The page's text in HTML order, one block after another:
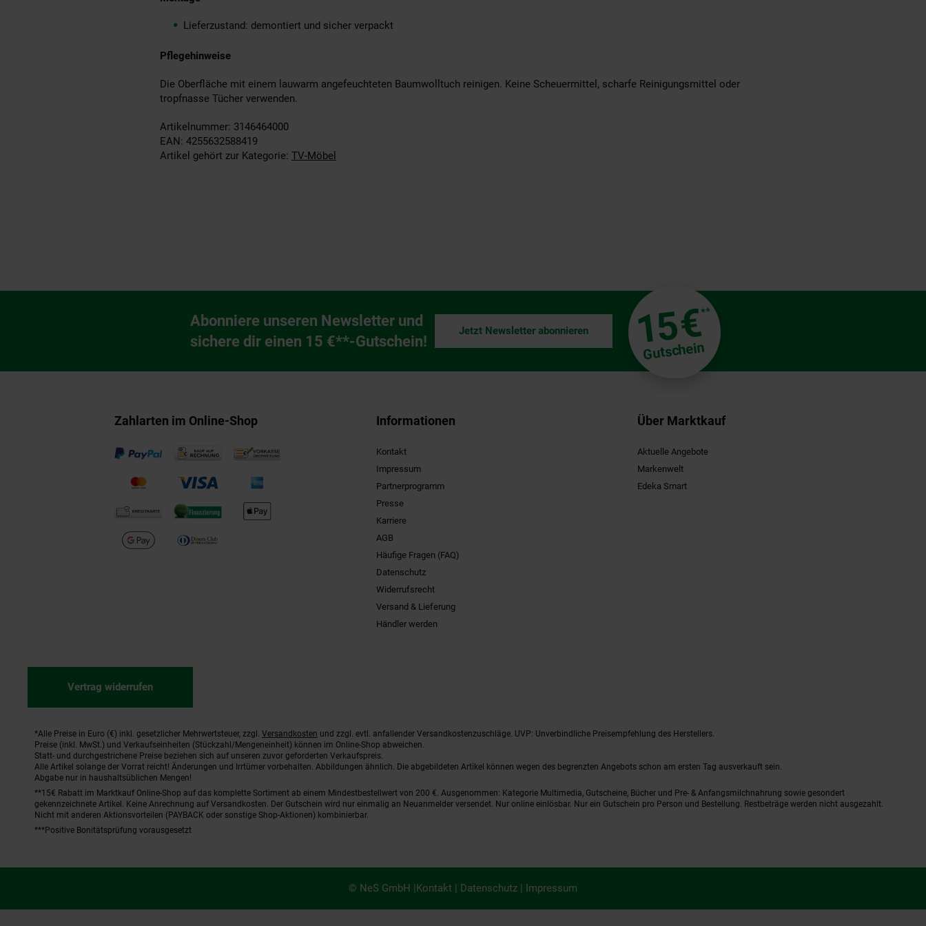
Lieferzustand: demontiert und sicher verpackt
Pflegehinweise
Die Oberfläche mit einem lauwarm angefeuchteten Baumwolltuch reinigen. Keine Scheuermittel, scharfe Reinigungsmittel oder
tropfnasse Tücher verwenden.
Artikelnummer: 3146464000
EAN: 4255632588419
Artikel gehört zur Kategorie: TV-Möbel
Newsletter Anmeldung
Abonniere unseren Newsletter und
sichere dir einen 15 €**-Gutschein!
15€**
Gutschein
Jetzt Newsletter abonnieren
Zahlarten im Online-Shop Informationen
Kontakt
Impressum
Partnerprogramm
Presse
Karriere
AGB
Häufige Fragen (FAQ)
Datenschutz
Widerrufsrecht
Versand & Lieferung
Händler werden
Über Marktkauf
Aktuelle Angebote
Markenwelt
Edeka Smart
Vertrag widerrufen
Fußnoten
*Alle Preise in Euro (€) inkl. gesetzlicher Mehrwertsteuer, zzgl. Versandkosten und zzgl. evtl. anfallender Versandkostenzuschläge. UVP: Unverbindliche Preisempfehlung des Herstellers.
Preise (inkl. MwSt.) und Verkaufseinheiten (Stückzahl/Mengeneinheit) können im Online-Shop abweichen.
Statt- und durchgestrichene Preise beziehen sich auf unseren zuvor geforderten Verkaufspreis.
Alle Artikel solange der Vorrat reicht! Änderungen und Irrtümer vorbehalten. Abbildungen ähnlich. Die abgebildeten Artikel können wegen des begrenzten Angebots schon am ersten Tag ausverkauft sein.
Abgabe nur in haushaltsüblichen Mengen!
**15€ Rabatt im Marktkauf Online-Shop auf das komplette Sortiment ab einem Mindestbestellwert von 200 €. Ausgenommen: Kategorie Multimedia, Gutscheine, Bücher und Pre- & Anfangsmilchnahrung sowie gesondert
gekennzeichnete Artikel. Keine Anrechnung auf Versandkosten. Der Gutschein wird nur einmalig an Neuanmelder versendet. Nur online einlösbar. Nur ein Gutschein pro Person und Bestellung. Restbeträge werden nicht ausgezahlt.
Nicht mit anderen Aktionsvorteilen (PAYBACK oder sonstige Shop-Aktionen) kombinierbar.
***Positive Bonitätsprüfung vorausgesetzt
© NeS GmbH |Kontakt | Datenschutz | Impressum